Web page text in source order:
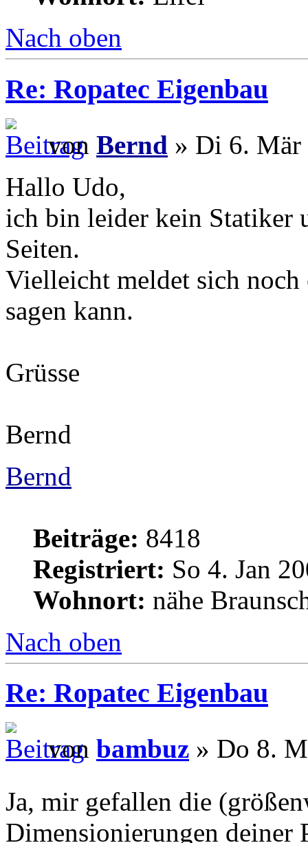
Nach oben
Re: Ropatec Eigenbau
von Bernd » Di 6. Mär
Hallo Udo,
ich bin leider kein Statiker
Seiten.
Vielleicht meldet sich noch
sagen kann.
Grüsse
Bernd
Bernd
Beiträge: 8418
Registriert: So 4. Jan
Wohnort: nähe
Nach oben
Re: Ropatec Eigenbau
von bambuz » Do 8.
Ja, mir gefallen die
Dimensionierungen deiner